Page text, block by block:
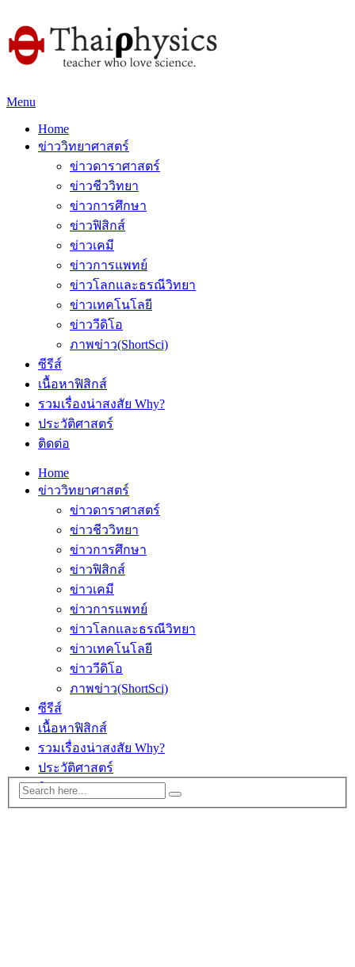
Menu
Home
ข่าววิทยาศาสตร์
ข่าวดาราศาสตร์
ข่าวชีววิทยา
ข่าวการศึกษา
ข่าวฟิสิกส์
ข่าวเคมี
ข่าวการแพทย์
ข่าวโลกและธรณีวิทยา
ข่าวเทคโนโลยี
ข่าววีดิโอ
ภาพข่าว(ShortSci)
ซีรีส์
เนื้อหาฟิสิกส์
รวมเรื่องน่าสงสัย Why?
ประวัติศาสตร์
ติดต่อ
Home
ข่าววิทยาศาสตร์
ข่าวดาราศาสตร์
ข่าวชีววิทยา
ข่าวการศึกษา
ข่าวฟิสิกส์
ข่าวเคมี
ข่าวการแพทย์
ข่าวโลกและธรณีวิทยา
ข่าวเทคโนโลยี
ข่าววีดิโอ
ภาพข่าว(ShortSci)
ซีรีส์
เนื้อหาฟิสิกส์
รวมเรื่องน่าสงสัย Why?
ประวัติศาสตร์
ติดต่อ